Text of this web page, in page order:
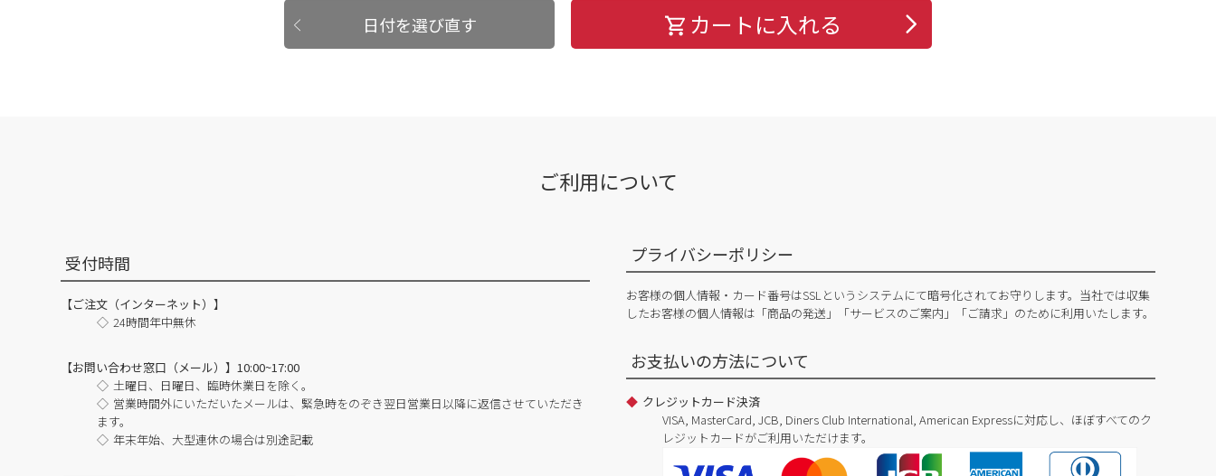
日付を選び直す カートに入れる
ご利用について
受付時間
【ご注文（インターネット）】
24時間年中無休
【お問い合わせ窓口（メール）】10:00~17:00
土曜日、日曜日、臨時休業日を除く。
営業時間外にいただいたメールは、緊急時をのぞき翌日営業日以降に返信させていただき
ます。
年末年始、大型連休の場合は別途記載
プライバシーポリシー
お客様の個人情報・カード番号はSSLというシステムにて暗号化されてお守りします。当社では収集
したお客様の個人情報は「商品の発送」「サービスのご案内」「ご請求」のために利用いたします。
お支払いの方法について
クレジットカード決済
VISA, MasterCard, JCB, Diners Club International, American Expressに対応し、ほぼすべてのク
レジットカードがご利用いただけます。